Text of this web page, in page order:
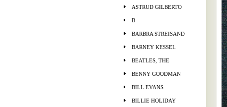
ASTRUD GILBERTO
B
BARBRA STREISAND
BARNEY KESSEL
BEATLES, THE
BENNY GOODMAN
BILL EVANS
BILLIE HOLIDAY